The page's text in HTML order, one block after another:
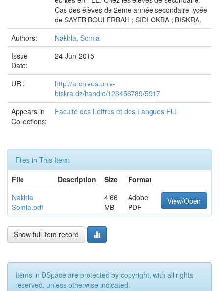
Cas des élèves de 2eme année secondaire lycée
de SAYEB BOULERBAH ; SIDI OKBA ; BISKRA.
Authors:
Nakhla, Somia
Issue
Date:
24-Jun-2015
URI:
http://archives.univ-
biskra.dz/handle/123456789/5917
Appears in
Collections:
Faculté des Lettres et des Langues FLL
Files in This Item:
File
Description Size
Format
Nakhla
Somia.pdf
4,66
MB
Adobe
PDF
View/Open
Show full item record
Items in DSpace are protected by copyright, with all rights
reserved, unless otherwise indicated.